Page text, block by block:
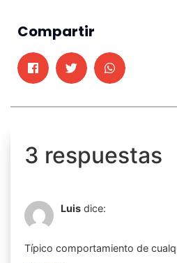
Compartir
3 respuestas
Luis dice:
Típico comportamiento de